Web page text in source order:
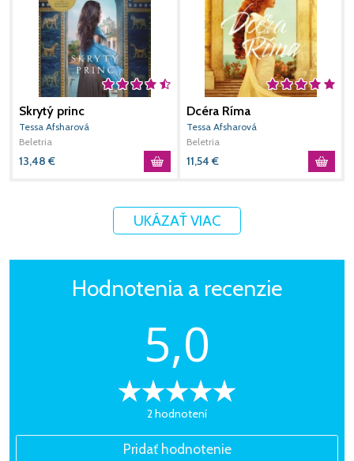
Skrytý princ
Tessa Afsharová
Beletria
13,48 €
Dcéra Ríma
Tessa Afsharová
Beletria
11,54 €
UKÁZAŤ VIAC
Hodnotenia a recenzie
5,0
2 hodnotení